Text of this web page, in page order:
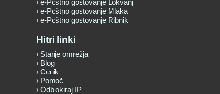
e-Poštno gostovanje Lokvanj
e-Poštno gostovanje Mlaka
e-Poštno gostovanje Ribnik
Hitri linki
Stanje omrežja
Blog
Cenik
Pomoč
Odblokiraj IP